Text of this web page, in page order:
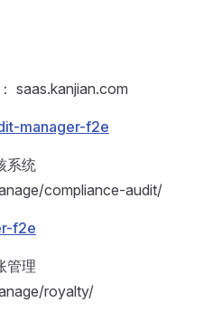
saas.kanjian.com
manager-f2e
系统
compliance-audit/
f2e
管理
royalty/